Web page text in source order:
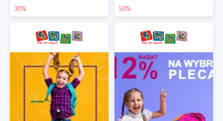
30% 50%